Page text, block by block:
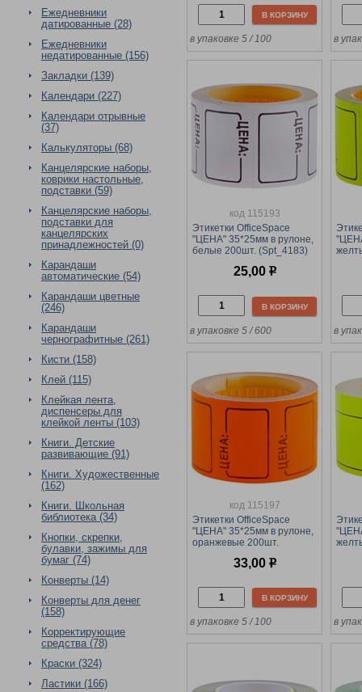
Ежедневники
датированные (28)
Ежедневники
недатированные (156)
Закладки (139)
Календари (227)
Календари отрывные
(37)
Калькуляторы (68)
Канцелярские наборы,
коврики настольные,
подставки (59)
Канцелярские наборы,
подставки для
канцелярских
принадлежностей (0)
Карандаши
автоматические (54)
Карандаши цветные
(246)
Карандаши
чернографитные (261)
Кисти (158)
Клей (115)
Клейкая лента,
диспенсеры для
клейкой ленты (103)
Книги. Детские
развивающие (91)
Книги. Художественные
(162)
Книги. Школьная
библиотека (34)
Кнопки, скрепки,
булавки, зажимы для
бумаг (74)
Конверты (14)
Конверты для денег
(158)
Корректирующие
средства (78)
Краски (324)
Ластики (166)
В КОРЗИНУ
в упаковке 5 / 100 в
код 115193
Этикетки OfficeSpace
"ЦЕНА" 35*25мм в рулоне,
белые 200шт. (Spt_4183)
25,00 р
В КОРЗИНУ
в упаковке 5 / 600 в
код 115197
Этикетки OfficeSpace
"ЦЕНА" 35*25мм в рулоне,
оранжевые 200шт.
33,00 р
В КОРЗИНУ
в упаковке 5 / 100 в